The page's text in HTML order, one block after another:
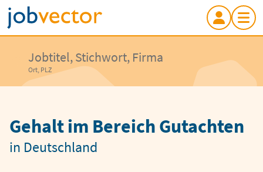
Jobtitel, Stichwort, Firma
Ort, PLZ
Gehalt im Bereich Gutachten
in Deutschland